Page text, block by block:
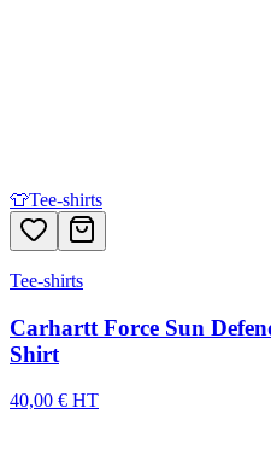
👕Tee-shirts
Tee-shirts
Carhartt Force Sun
Shirt
40,00 € HT